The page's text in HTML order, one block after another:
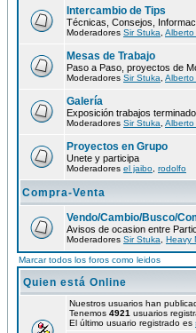
Intercambio de Tips
Técnicas, Consejos,
Moderadores Sir Stuka Alberto
Mesas de Trabajo
Paso a Paso, proyectos de
Moderadores Sir Stuka Alberto
Galería
Exposición trabajos
Moderadores Sir Stuka Alberto
Proyectos en Grupo
Unete y participa
Moderadores el jaibo rodolfo
Compra-Venta
Vendo/Cambio/Busco/
Avisos de ocasion entre
Moderadores Sir Stuka Heavy
Marcar todos los foros como leidos
Quien está Online
Nuestros usuarios han
Tenemos 4921 usuarios
El último usuario registrado es